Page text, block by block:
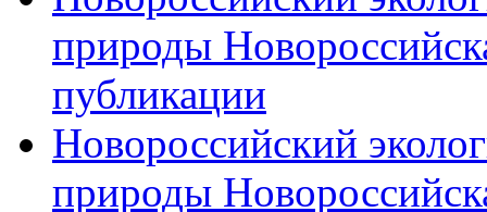
природы
публикации
Новороссийский
природы